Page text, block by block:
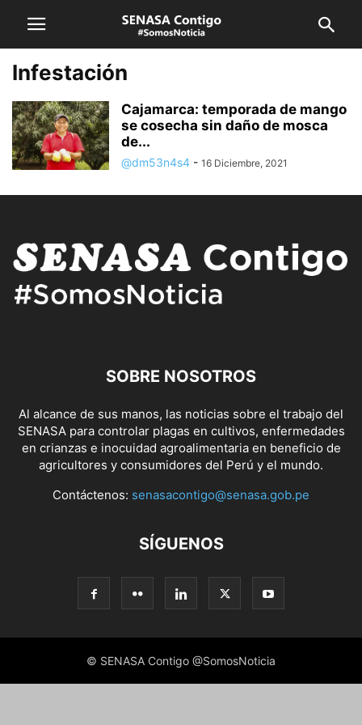
Infestación
Cajamarca: temporada de mango
se cosecha sin daño de mosca
de...
@dm53n4s4 - 16 Diciembre, 2021
SOBRE NOSOTROS
Al alcance de sus manos, las noticias sobre el trabajo del
SENASA para controlar plagas en cultivos, enfermedades
en crianzas e inocuidad agroalimentaria en beneficio de
agricultores y consumidores del Perú y el mundo.
Contáctenos: senasacontigo@senasa.gob.pe
SÍGUENOS
© SENASA Contigo @SomosNoticia